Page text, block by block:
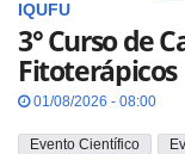
IQUFU
3° Curso de
Fitoterápicos
01/08/2026 - 08:00
Evento Científico